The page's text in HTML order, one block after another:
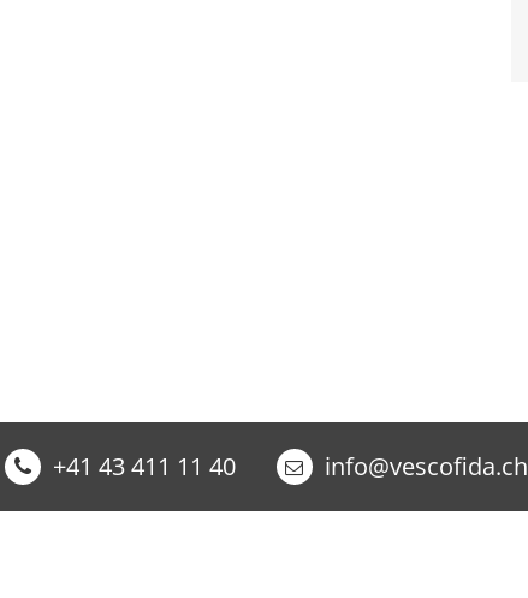
+41 43 411 11 40 info@vescofida.ch